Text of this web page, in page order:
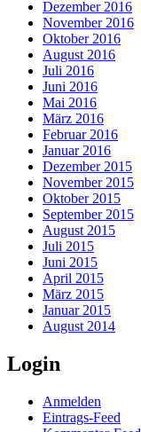
Dezember 2016
November 2016
Oktober 2016
August 2016
Juli 2016
Juni 2016
Mai 2016
März 2016
Februar 2016
Januar 2016
Dezember 2015
November 2015
Oktober 2015
September 2015
August 2015
Juli 2015
Juni 2015
April 2015
März 2015
Januar 2015
August 2014
Login
Anmelden
Eintrags-Feed